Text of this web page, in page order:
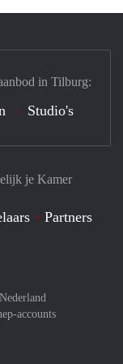
je Kamer
Partners
Nederland
accounts
in Tilburg:
Studio's